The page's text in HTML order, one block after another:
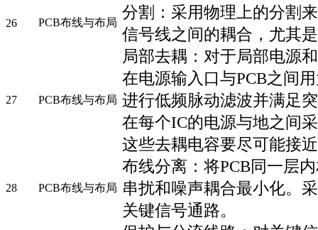
26 PCB布线与布局
分割：采用物理上的分割
信号线之间的耦合，尤其
27 PCB布线与布局
局部去耦：对于局部电源
在电源输入口与PCB之间
进行低频脉动滤波并满足
在每个IC的电源与地之间
这些去耦电容要尽可能接
28 PCB布线与布局
布线分离：将PCB同一层
串扰和噪声耦合最小化。
关键信号通路。